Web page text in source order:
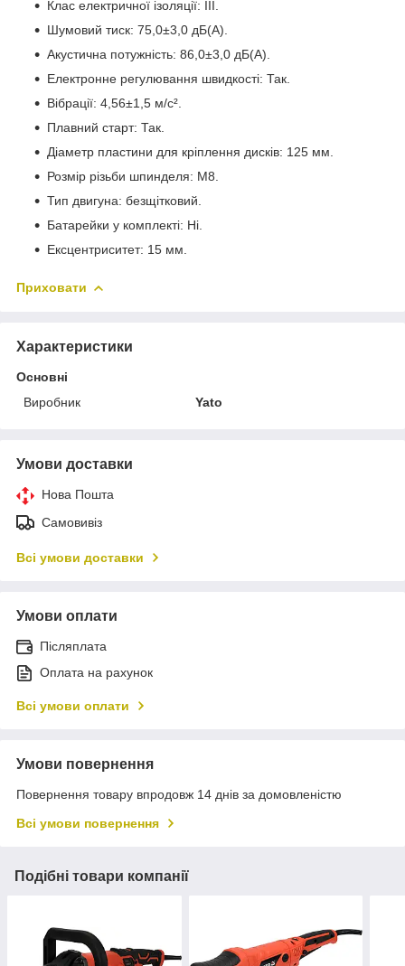
Клас електричної ізоляції: ІІІ.
Шумовий тиск: 75,0±3,0 дБ(А).
Акустична потужність: 86,0±3,0 дБ(А).
Електронне регулювання швидкості: Так.
Вібрації: 4,56±1,5 м/с².
Плавний старт: Так.
Діаметр пластини для кріплення дисків: 125 мм.
Розмір різьби шпинделя: М8.
Тип двигуна: безщітковий.
Батарейки у комплекті: Ні.
Ексцентриситет: 15 мм.
Приховати
Характеристики
Основні
Виробник
Yato
Умови доставки
Нова Пошта
Самовивіз
Всі умови доставки
Умови оплати
Післяплата
Оплата на рахунок
Всі умови оплати
Умови повернення
Повернення товару впродовж 14 днів за домовленістю
Всі умови повернення
Подібні товари компанії